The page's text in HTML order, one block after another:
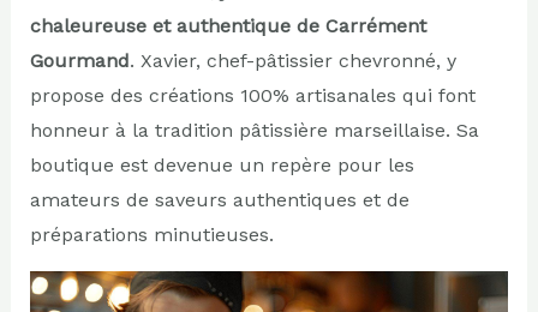
chaleureuse et authentique de Carrément
Gourmand. Xavier, chef-pâtissier chevronné, y
propose des créations 100% artisanales qui font
honneur à la tradition pâtissière marseillaise. Sa
boutique est devenue un repère pour les
amateurs de saveurs authentiques et de
préparations minutieuses.